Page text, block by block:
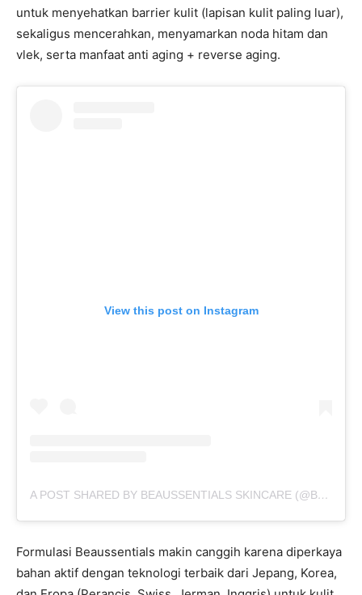
untuk menyehatkan barrier kulit (lapisan kulit paling luar),
sekaligus mencerahkan, menyamarkan noda hitam dan
vlek, serta manfaat anti aging + reverse aging.
View this post on Instagram
A POST SHARED BY BEAUSSENTIALS SKINCARE (@BEAUSSENTIALS_ID)
Formulasi Beaussentials makin canggih karena diperkaya
bahan aktif dengan teknologi terbaik dari Jepang, Korea,